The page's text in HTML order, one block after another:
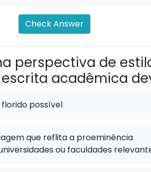
Check Answer
perspectiva de
acadêmica
possível
que reflita a proeminência
ou faculdades